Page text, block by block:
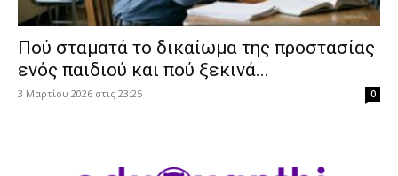
Πού σταματά το δικαίωμα της προστασίας
ενός παιδιού και πού ξεκινά...
3 Μαρτίου 2026 στις 23:25 0